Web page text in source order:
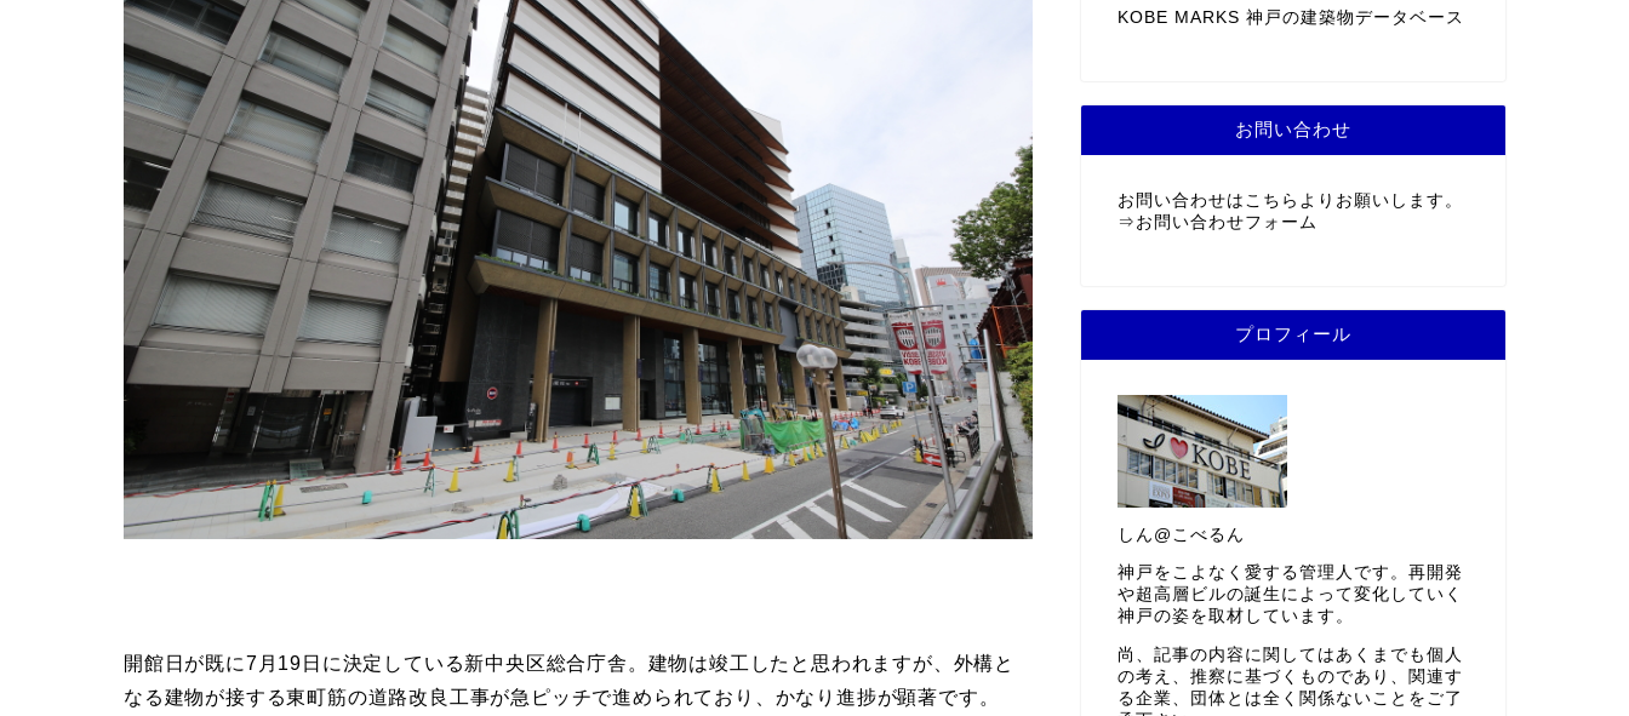
お問い合わせ
お問い合わせはこちらよりお願いします。
⇒
お問い合わせフォーム